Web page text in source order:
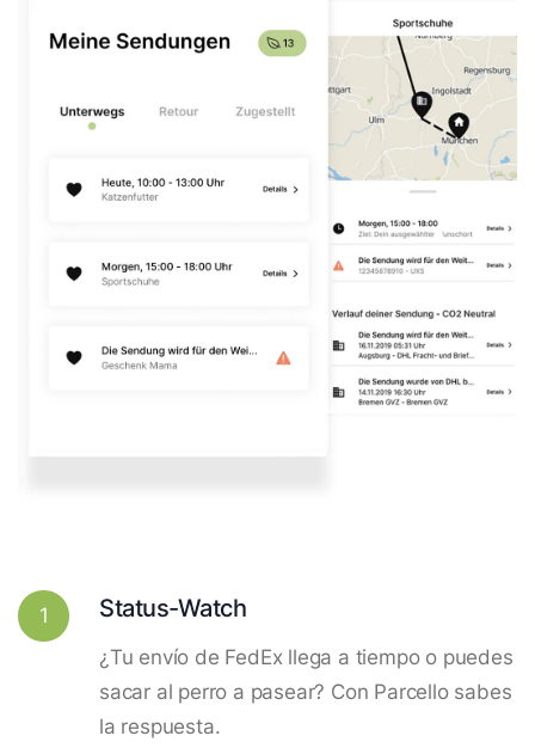
1 Status-Watch
¿Tu envío de FedEx llega a tiempo o puedes
sacar al perro a pasear? Con Parcello sabes
la respuesta.